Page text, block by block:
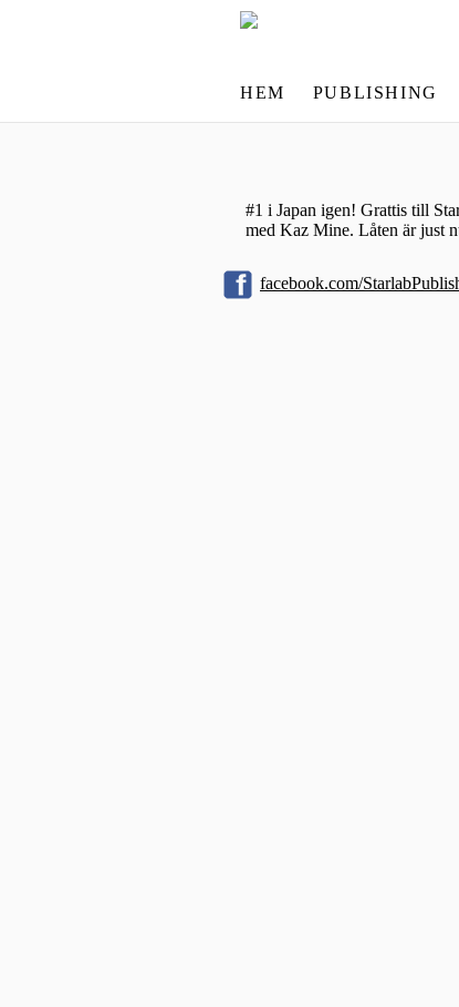
HEM PUBLISHING
#1 i Japan igen! Grattis till
med Kaz Mine. Låten är just
facebook.com/